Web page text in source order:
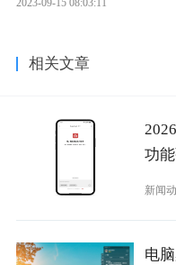
2023-09-15 08:03:11
相关文章
功
新闻
电